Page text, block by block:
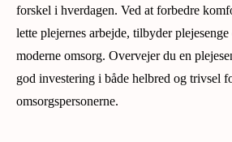
forskel i hverdagen. Ved at forbedre
lette plejernes arbejde, tilbyder
moderne omsorg. Overvejer du en
god investering i både helbred og trivsel
omsorgspersonerne.